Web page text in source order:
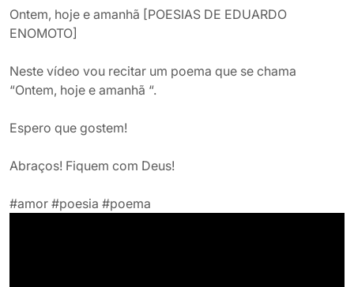
de
Ontem, hoje e amanhã [POESIAS DE EDUARDO
ENOMOTO]
Neste vídeo vou recitar um poema que se chama
“Ontem, hoje e amanhã “.
Espero que gostem!
Abraços! Fiquem com Deus!
#amor #poesia #poema